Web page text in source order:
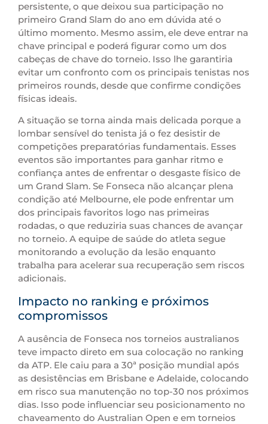
persistente, o que deixou sua participação no
primeiro Grand Slam do ano em dúvida até o
último momento. Mesmo assim, ele deve entrar na
chave principal e poderá figurar como um dos
cabeças de chave do torneio. Isso lhe garantiria
evitar um confronto com os principais tenistas nos
primeiros rounds, desde que confirme condições
físicas ideais.
A situação se torna ainda mais delicada porque a
lombar sensível do tenista já o fez desistir de
competições preparatórias fundamentais. Esses
eventos são importantes para ganhar ritmo e
confiança antes de enfrentar o desgaste físico de
um Grand Slam. Se Fonseca não alcançar plena
condição até Melbourne, ele pode enfrentar um
dos principais favoritos logo nas primeiras
rodadas, o que reduziria suas chances de avançar
no torneio. A equipe de saúde do atleta segue
monitorando a evolução da lesão enquanto
trabalha para acelerar sua recuperação sem riscos
adicionais.
Impacto no ranking e próximos
compromissos
A ausência de Fonseca nos torneios australianos
teve impacto direto em sua colocação no ranking
da ATP. Ele caiu para a 30ª posição mundial após
as desistências em Brisbane e Adelaide, colocando
em risco sua manutenção no top-30 nos próximos
dias. Isso pode influenciar seu posicionamento no
chaveamento do Australian Open e em torneios